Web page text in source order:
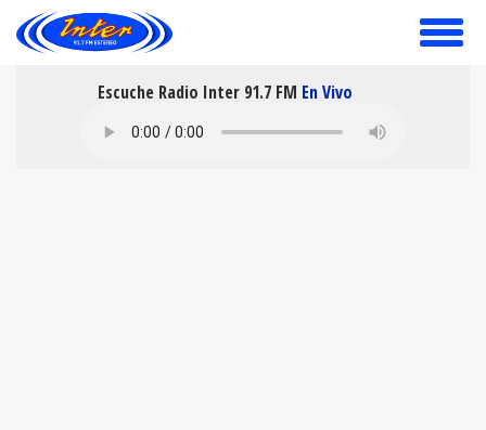
toggle
Escuche Radio Inter 91.7 FM En Vivo